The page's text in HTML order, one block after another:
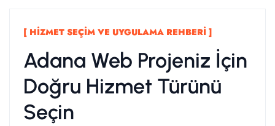
[ HIZMET SEÇIM VE UYGULAMA REHBERI ]
Adana Web Projeniz İçin
Doğru Hizmet Türünü
Seçin